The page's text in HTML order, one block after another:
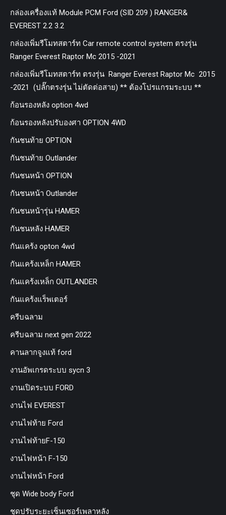
กล่องเครื่องแท้ Module PCM Ford (SID 209 ) RANGER&
EVEREST 2.2 3.2
กล่องเพิ่มรีโมทสตาร์ท Car remote control system ตรงรุ่น
Ranger Everest Raptor Mc 2015 -2021
กล่องเพิ่มรีโมทสตาร์ท ตรงรุ่น Ranger Everest Raptor Mc 2015
-2021 (ปลั๊กตรงรุ่น ไม่ตัดต่อสาย) ** ต้องโปรแกรมระบบ **
ก้อนรองหลัง option 4wd
ก้อนรองหลังปรับองศา OPTION 4WD
กันชนท้าย OPTION
กันชนท้าย Outlander
กันชนหน้า OPTION
กันชนหน้า Outlander
กันชนหน้ารุ่น HAMER
กันชนหลัง HAMER
กันแคร้ง opton 4wd
กันแคร้งเหล็ก HAMER
กันแคร้งเหล็ก OUTLANDER
กันแคร้งแร็พเตอร์
ครีบฉลาม
ครีบฉลาม next gen 2022
คานลากจูงแท้ ford
งานอัพเกรดระบบ sycn 3
งานเปิดระบบ FORD
งานไฟ EVEREST
งานไฟท้าย Ford
งานไฟท้ายF-150
งานไฟหน้า F-150
งานไฟหน้า Ford
ชุด Wide body Ford
ชุดปรับระยะเซ็นเซอร์เพลาหลัง